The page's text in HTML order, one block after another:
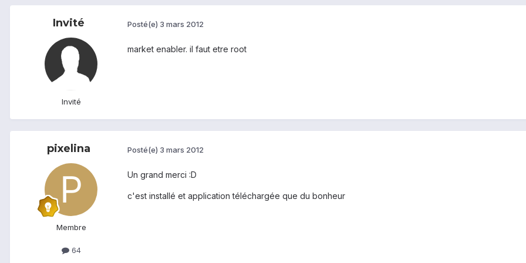
Invité
Invité
Posté(e) 3 mars 2012
market enabler. il faut etre root
pixelina
Membre
64
Posté(e) 3 mars 2012
Un grand merci :D
c'est installé et application téléchargée que du bonheur